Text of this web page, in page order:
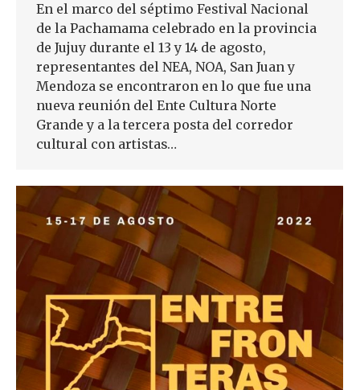
En el marco del séptimo Festival Nacional
de la Pachamama celebrado en la provincia
de Jujuy durante el 13 y 14 de agosto,
representantes del NEA, NOA, San Juan y
Mendoza se encontraron en lo que fue una
nueva reunión del Ente Cultura Norte
Grande y a la tercera posta del corredor
cultural con artistas…